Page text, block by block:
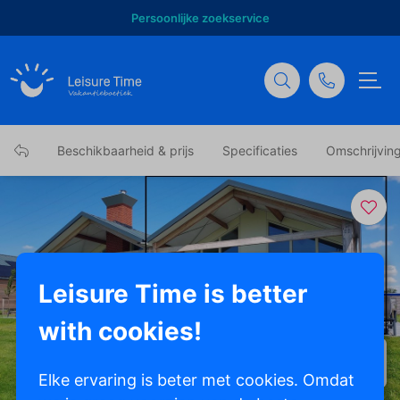
Persoonlijke zoekservice
Beschikbaarheid & prijs Specificaties
Leisure Time is better
with cookies!
Elke ervaring is beter met cookies. Omdat